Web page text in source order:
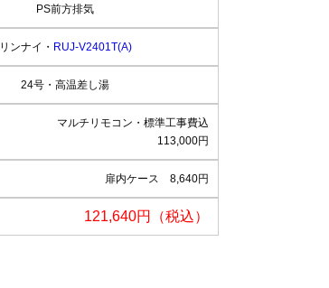
PS前方排気
リンナイ・ RUJ-V2401T(A)
24号・高温差し湯
マルチリモコン・標準工事費込
113,000円
扉内ケース 8,640円
121,640円（税込）